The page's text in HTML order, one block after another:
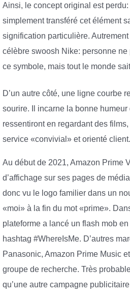
Ainsi, le concept original est
simplement transféré cet élément
signification particulière.
célèbre swoosh Nike: personne
ce symbole, mais tout le monde
D’un autre côté, une ligne courbe
sourire. Il incarne la bonne
ressentiront en regardant des
service «convivial» et orienté client.
Au début de 2021, Amazon Prime
d’affichage sur ses pages de
donc vu le logo familier dans un
«moi» à la fin du mot «prime».
plateforme a lancé un flash mob
hashtag #WhereIsMe. D’autres
Panasonic, Amazon Prime Music
groupe de recherche. Très
qu’une autre campagne